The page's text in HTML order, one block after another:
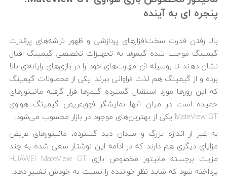
پنجره ای به آینده
بالا رفتن قدرت سخت‌افزارهای پردازشی و ظهور تراشه‌های پرقدرت
گیمینگ موجب شده گیمرها به تجهیزات تخصصی گیمینگ اقبال
نشان دهند تا بوسیله آن مهارت‌های خود را در بازی‌های رایانه‌ای بالا
برده و از گیمینگ هم لذت فراوانی ببرند. یکی از محصولات گیمینگ
که این روزها مورد استقبال گسترده گیمرها قرار گرفته مانیتورهای
خمیده است در میان آنها نمایشگر فوق‌عریض گیمینگ هواوی
MateView GT یکی از بهترین‌های موجود در بازار محسوب می‌شود.
به غیر از اندازه بزرگ و میدان دید گسترده، مانیتورهای عریض
مزایای دیگری هم دارند که در ادامه این نوشتار سعی شده به چند
مزیت برجسته مانیتور مخصوص بازی HUAWEI MateView GT
پرداخته شود که شاید نظر خواننده را نسبت به خودش تغییر دهد.